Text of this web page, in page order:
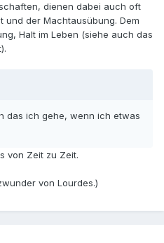
dienen dabei auch oft
und der Machtausübung. Dem
Halt im Leben (siehe auch das
das ich gehe, wenn ich etwas
von Zeit zu Zeit.
von Lourdes.)